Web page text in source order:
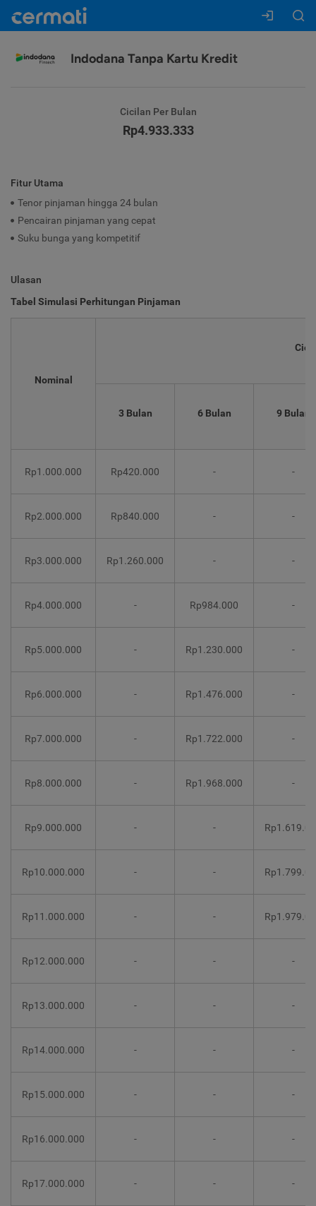
Indodana Tanpa Kartu Kredit
Cicilan Per Bulan
Rp4.933.333
Fitur Utama
Tenor pinjaman hingga 24 bulan
Pencairan pinjaman yang cepat
Suku bunga yang kompetitif
Ulasan
Tabel Simulasi Perhitungan Pinjaman
Nominal
3 Bulan 6 Bulan 9 Bulan
Rp1.000.000 Rp420.000 - -
Rp2.000.000 Rp840.000 - -
Rp3.000.000 Rp1.260.000 - -
Rp4.000.000 - Rp984.000 -
Rp5.000.000 - Rp1.230.000 -
Rp6.000.000 - Rp1.476.000 -
Rp7.000.000 - Rp1.722.000 -
Rp8.000.000 - Rp1.968.000 -
Rp9.000.000 - -
Rp10.000.000 - -
Rp11.000.000 - -
Rp12.000.000 - - -
Rp13.000.000 - - -
Rp14.000.000 - - -
Rp15.000.000 - - -
Rp16.000.000 - - -
Rp17.000.000 - - -